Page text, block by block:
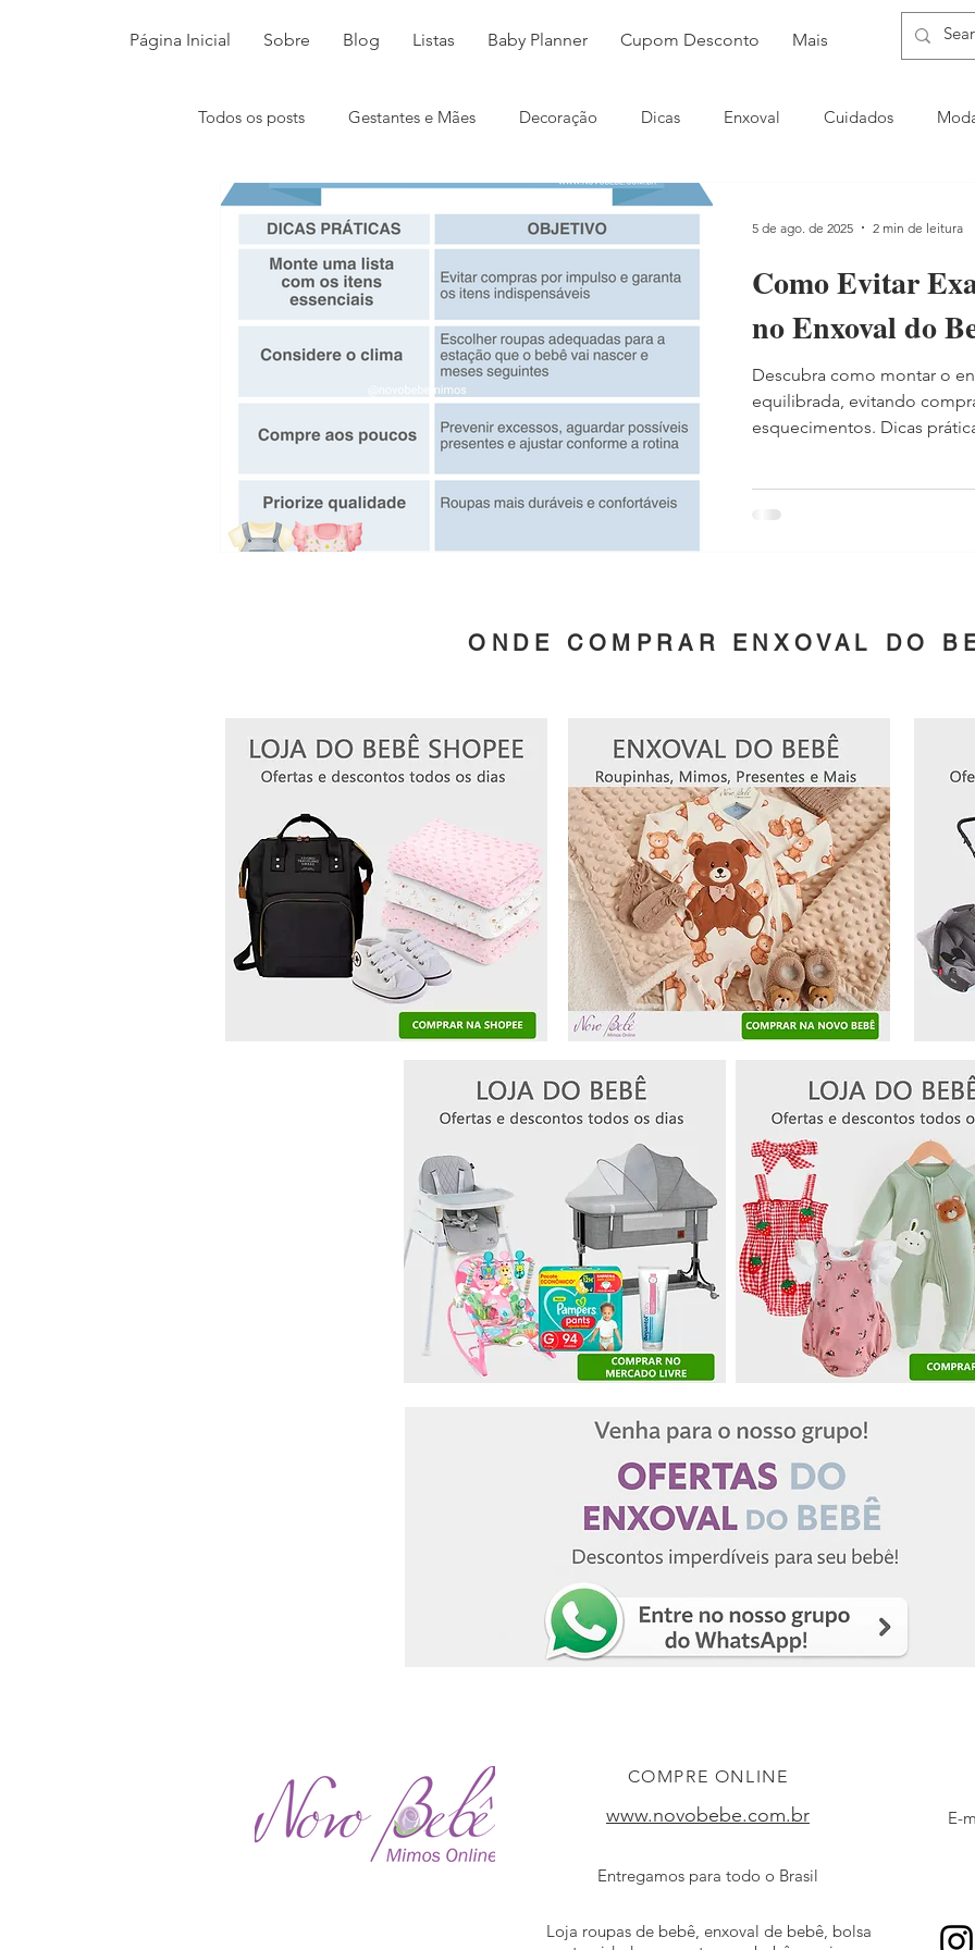
Página Inicial Sobre Blog Listas Baby Planner Cupom Desconto Mais
Todos os posts Gestantes e Mães Decoração Dicas Enxoval Cuidados
Maternidade
Como Evitar
no Enxoval do
Descubra como montar o
equilibrada, evitando
esquecimentos. Dicas
5 de ago. de 2025 2 min de leitura
ONDE COMPRAR ENXOVAL DO
COMPRE ONLINE
www.novobebe.com.br
Entregamos para todo o Brasil
Loja roupas de bebê, enxoval de bebê, bolsa
E-